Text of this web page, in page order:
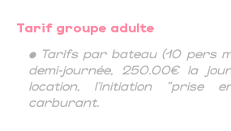
Tarif groupe adulte
• Tarifs par bateau (10 pers
demi-journée, 250.00€ la
location, l'initiation "prise
carburant.